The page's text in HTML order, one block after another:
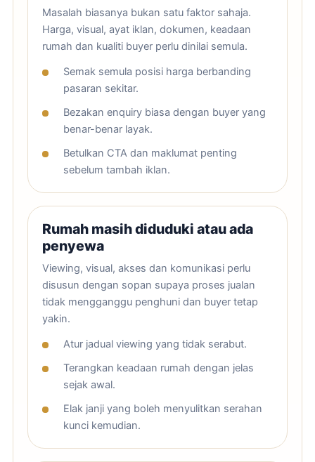
Masalah biasanya bukan satu faktor sahaja.
Harga, visual, ayat iklan, dokumen, keadaan
rumah dan kualiti buyer perlu dinilai semula.
Semak semula posisi harga berbanding
pasaran sekitar.
Bezakan enquiry biasa dengan buyer yang
benar-benar layak.
Betulkan CTA dan maklumat penting
sebelum tambah iklan.
Rumah masih diduduki atau ada
penyewa
Viewing, visual, akses dan komunikasi perlu
disusun dengan sopan supaya proses jualan
tidak mengganggu penghuni dan buyer tetap
yakin.
Atur jadual viewing yang tidak serabut.
Terangkan keadaan rumah dengan jelas
sejak awal.
Elak janji yang boleh menyulitkan serahan
kunci kemudian.